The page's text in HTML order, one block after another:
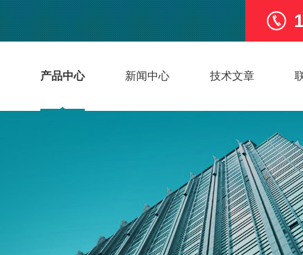
产品中心 新闻中心 技术文章